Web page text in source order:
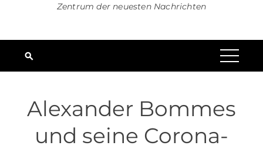
Zentrum der neuesten Nachrichten
Alexander Bommes
und seine Corona-